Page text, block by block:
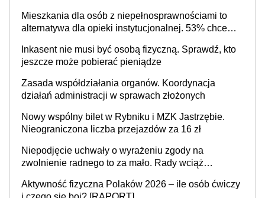
Mieszkania dla osób z niepełnosprawnościami to
alternatywa dla opieki instytucjonalnej. 53% chce
Inkasent nie musi być osobą fizyczną. Sprawdź, kto
jeszcze może pobierać pieniądze
Zasada współdziałania organów. Koordynacja
działań administracji w sprawach złożonych
Nowy wspólny bilet w Rybniku i MZK Jastrzębie.
Nieograniczona liczba przejazdów za 16 zł
Niepodjęcie uchwały o wyrażeniu zgody na
zwolnienie radnego to za mało. Rady wciąż
sprawy
Aktywność fizyczna Polaków 2026 – ile osób ćwiczy